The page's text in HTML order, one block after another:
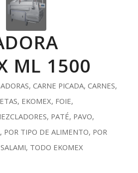
ML 1500
, CARNE PICADA, CARNES,
, EKOMEX, FOIE,
, PATÉ, PAVO,
, POR TIPO DE ALIMENTO, POR
SALAMI, TODO EKOMEX